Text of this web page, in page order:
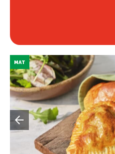
MAT